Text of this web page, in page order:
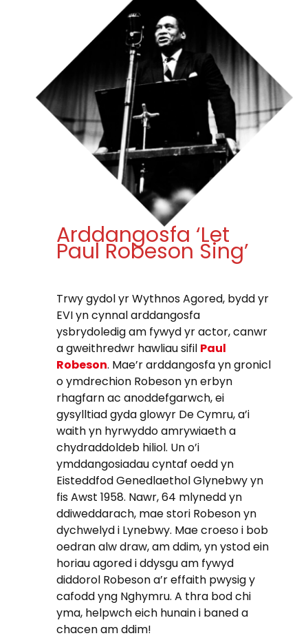
Arddangosfa ‘Let
Paul Robeson Sing’
Trwy gydol yr Wythnos Agored, bydd yr
EVI yn cynnal arddangosfa
ysbrydoledig am fywyd yr actor, canwr
a gweithredwr hawliau sifil Paul
Robeson. Mae’r arddangosfa yn gronicl
o ymdrechion Robeson yn erbyn
rhagfarn ac anoddefgarwch, ei
gysylltiad gyda glowyr De Cymru, a’i
waith yn hyrwyddo amrywiaeth a
chydraddoldeb hiliol. Un o’i
ymddangosiadau cyntaf oedd yn
Eisteddfod Genedlaethol Glynebwy yn
fis Awst 1958. Nawr, 64 mlynedd yn
ddiweddarach, mae stori Robeson yn
dychwelyd i Lynebwy. Mae croeso i bob
oedran alw draw, am ddim, yn ystod ein
horiau agored i ddysgu am fywyd
diddorol Robeson a’r effaith pwysig y
cafodd yng Nghymru. A thra bod chi
yma, helpwch eich hunain i baned a
chacen am ddim!